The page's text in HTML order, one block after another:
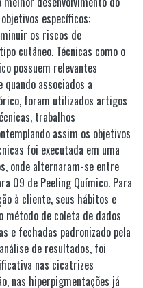
específicos:
os riscos de
cutâneo. Técnicas como o
possuem relevantes
associados a
foram utilizados artigos
trabalhos
assim os objetivos
foi executada em uma
onde alternaram-se entre
09 de Peeling Químico. Para
à cliente, seus hábitos e
de coleta de dados
e fechadas padronizado pela
de resultados, foi
nas cicatrizes
nas hiperpigmentações já